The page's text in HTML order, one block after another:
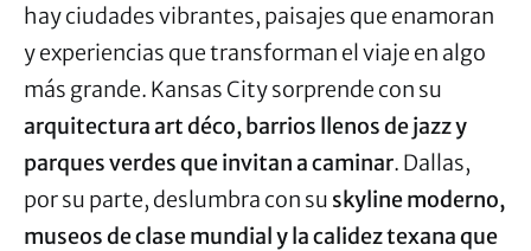
hay ciudades vibrantes, paisajes que enamoran
y experiencias que transforman el viaje en algo
más grande. Kansas City sorprende con su
arquitectura art déco, barrios llenos de jazz y
parques verdes que invitan a caminar. Dallas,
por su parte, deslumbra con su skyline moderno,
museos de clase mundial y la calidez texana que